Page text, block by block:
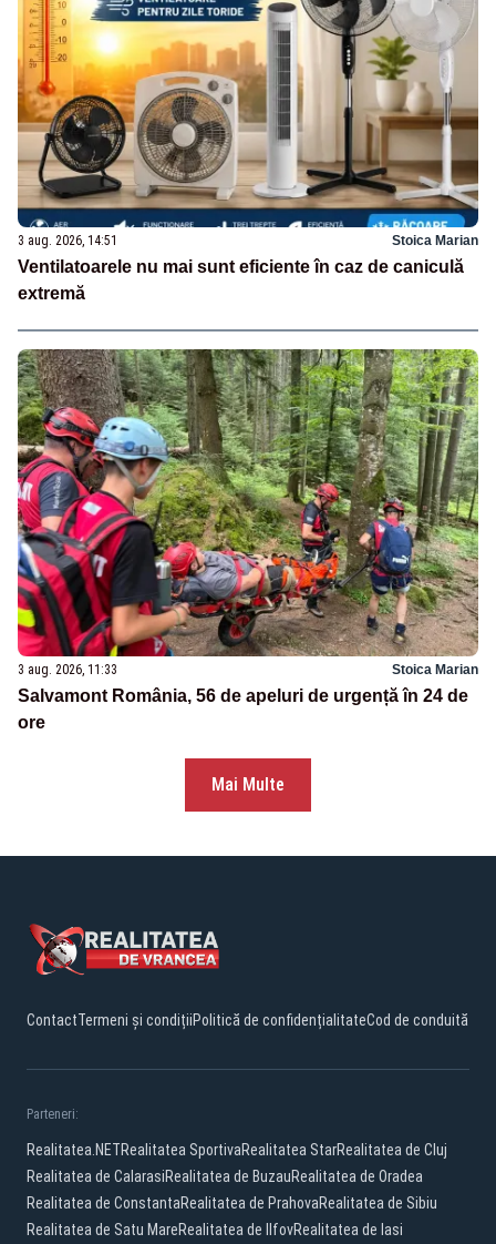
3 aug. 2026, 14:51 Stoica Marian
Ventilatoarele nu mai sunt eficiente în caz de caniculă
extremă
3 aug. 2026, 11:33 Stoica Marian
Salvamont România, 56 de apeluri de urgență în 24 de
ore
Mai Multe
ContactTermeni și condițiiPolitică de confidențialitateCod de conduită
Parteneri:
Realitatea.NETRealitatea SportivaRealitatea StarRealitatea de Cluj
Realitatea de CalarasiRealitatea de BuzauRealitatea de Oradea
Realitatea de ConstantaRealitatea de PrahovaRealitatea de Sibiu
Realitatea de Satu MareRealitatea de IlfovRealitatea de Iasi